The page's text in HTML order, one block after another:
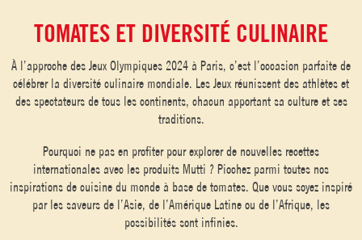
TOMATES ET DIVERSITÉ CULINAIRE
À l’approche des Jeux Olympiques 2024 à Paris, c’est l’occasion parfaite de
célébrer la diversité culinaire mondiale. Les Jeux réunissent des athlètes et
des spectateurs de tous les continents, chacun apportant sa culture et ses
traditions.
Pourquoi ne pas en profiter pour explorer de nouvelles recettes
internationales avec les produits Mutti ? Piochez parmi toutes nos
inspirations de cuisine du monde à base de tomates. Que vous soyez inspiré
par les saveurs de l’Asie, de l’Amérique Latine ou de l’Afrique, les
possibilités sont infinies.